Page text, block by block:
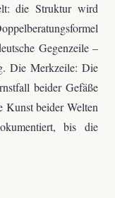
die Struktur wird
Gegenzeile –
Die Merkzeile: Die
beider Gefäße
Kunst beider Welten
bis die